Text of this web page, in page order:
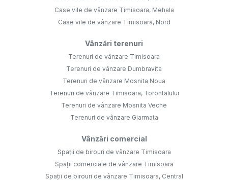
Case vile de vânzare Timisoara, Mehala
Case vile de vânzare Timisoara, Nord
Vânzări terenuri
Terenuri de vânzare Timisoara
Terenuri de vânzare Dumbravita
Terenuri de vânzare Mosnita Noua
Terenuri de vânzare Timisoara, Torontalului
Terenuri de vânzare Mosnita Veche
Terenuri de vânzare Giarmata
Vânzări comercial
Spații de birouri de vânzare Timisoara
Spații comerciale de vânzare Timisoara
Spații de birouri de vânzare Timisoara, Central